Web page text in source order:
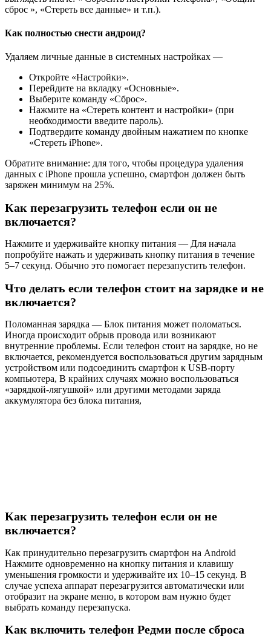
сброс », «Стереть все данные» и т.п.).
Как полностью снести андроид?
Удаляем личные данные в системных настройках —
Откройте «Настройки».
Перейдите на вкладку «Основные».
Выберите команду «Сброс».
Нажмите на «Стереть контент и настройки» (при
необходимости введите пароль).
Подтвердите команду двойным нажатием по кнопке
«Стереть iPhone».
Обратите внимание: для того, чтобы процедура удаления
данных с iPhone прошла успешно, смартфон должен быть
заряжен минимум на 25%.
Как перезагрузить телефон если он не
включается?
Нажмите и удерживайте кнопку питания — Для начала
попробуйте нажать и удерживать кнопку питания в течение
5–7 секунд. Обычно это помогает перезапустить телефон.
Что делать если телефон стоит на зарядке и не
включается?
Поломанная зарядка — Блок питания может поломаться.
Иногда происходит обрыв провода или возникают
внутренние проблемы. Если телефон стоит на зарядке, но не
включается, рекомендуется воспользоваться другим зарядным
устройством или подсоединить смартфон к USB-порту
компьютера, В крайних случаях можно воспользоваться
«зарядкой-лягушкой» или другими методами заряда
аккумулятора без блока питания,
Как перезагрузить телефон если он не
включается?
Как принудительно перезагрузить смартфон на Android
Нажмите одновременно на кнопку питания и клавишу
уменьшения громкости и удерживайте их 10–15 секунд. В
случае успеха аппарат перезагрузится автоматически или
отобразит на экране меню, в котором вам нужно будет
выбрать команду перезапуска.
Как включить телефон Редми после сброса